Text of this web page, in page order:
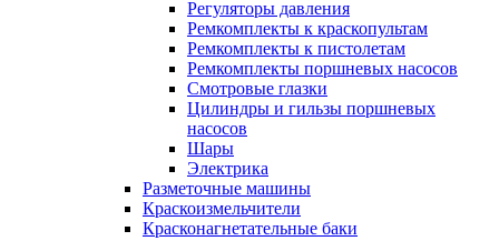
Регуляторы давления
Ремкомплекты к краскопультам
Ремкомплекты к пистолетам
Ремкомплекты поршневых насосов
Смотровые глазки
Цилиндры и гильзы поршневых
насосов
Шары
Электрика
Разметочные машины
Краскоизмельчители
Красконагнетательные баки